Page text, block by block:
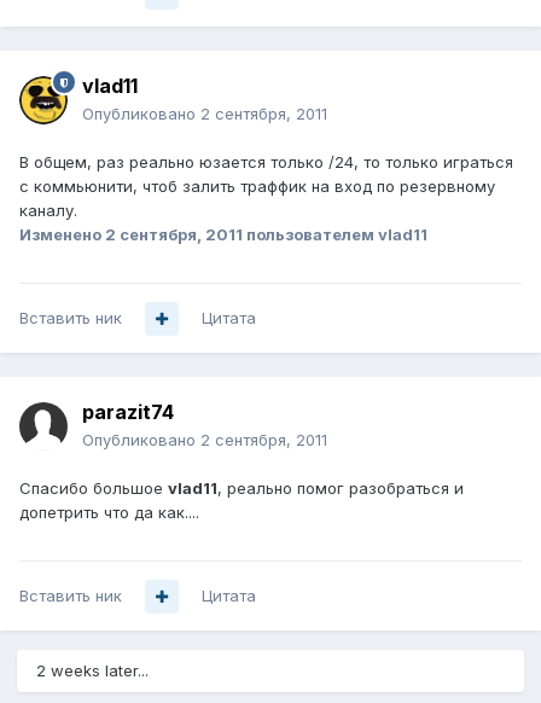
vlad11
Опубликовано 2 сентября, 2011
В общем, раз реально юзается только /24, то только играться
с коммьюнити, чтоб залить траффик на вход по резервному
каналу.
Изменено 2 сентября, 2011 пользователем vlad11
Вставить ник Цитата
parazit74
Опубликовано 2 сентября, 2011
Спасибо большое vlad11, реально помог разобраться и
допетрить что да как....
Вставить ник Цитата
2 weeks later...